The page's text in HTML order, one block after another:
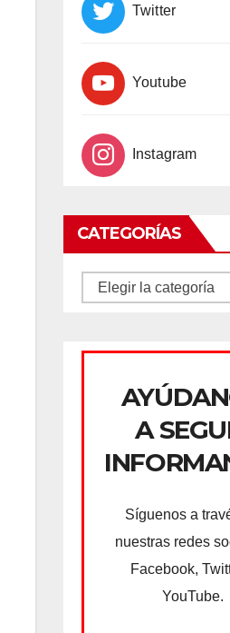
Twitter
Youtube
Instagram
CATEGORÍAS
CATEGORÍAS
A
Síguenos a
nuestras redes
Facebook,
YouTube.